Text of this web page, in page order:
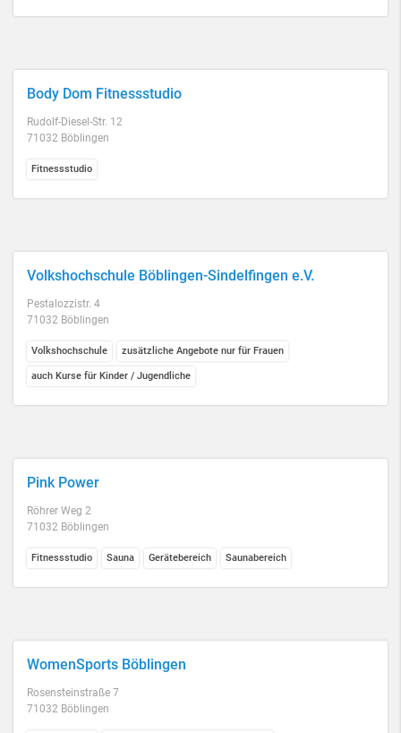
Body Dom Fitnessstudio
Rudolf-Diesel-Str. 12
71032 Böblingen
Fitnessstudio
Volkshochschule Böblingen-Sindelfingen e.V.
Pestalozzistr. 4
71032 Böblingen
Volkshochschule zusätzliche Angebote nur für Frauen
auch Kurse für Kinder / Jugendliche
Pink Power
Röhrer Weg 2
71032 Böblingen
Fitnessstudio Sauna Gerätebereich Saunabereich
WomenSports Böblingen
Rosensteinstraße 7
71032 Böblingen